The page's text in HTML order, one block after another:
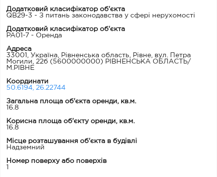
Додатковий класифікатор об'єкта
QB29-3 - З питань законодавства у сфері нерухомості
Додатковий класифікатор об'єкта
PA01-7 - Оренда
Адреса
33001, Україна, Рівненська область, Рівне, вул. Петра
Могили, 22б (5600000000) РІВНЕНСЬКА ОБЛАСТЬ/
М.РІВНЕ
Координати
50.6194, 26.22744
Загальна площа об'єкта оренди, кв.м.
16.8
Корисна площа об'єкту оренди, кв.м.
16.8
Місце розташування об'єкта в будівлі
Надземний
Номер поверху або поверхів
1